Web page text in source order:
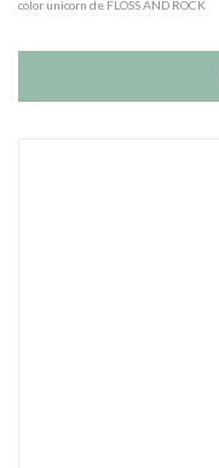
color unicorn de FLOSS AND ROCK